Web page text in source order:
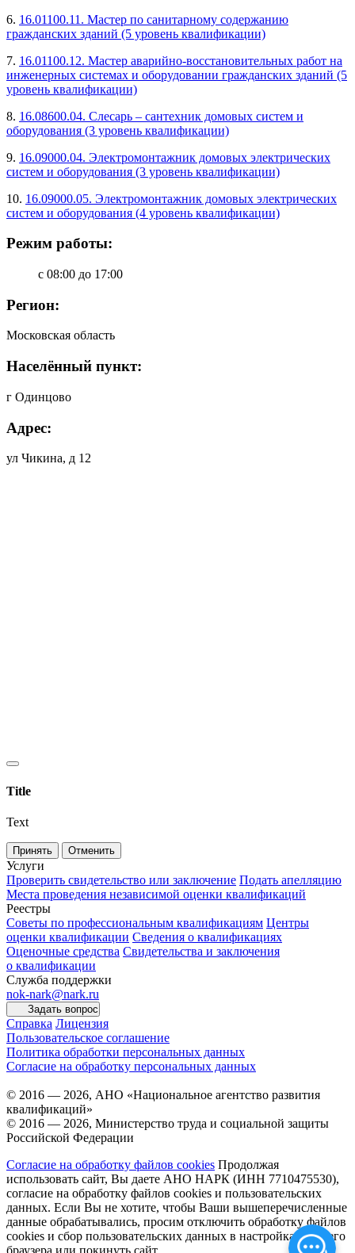
6. 16.01100.11. Мастер по санитарному содержанию
гражданских зданий (5 уровень квалификации)
7. 16.01100.12. Мастер аварийно-восстановительных работ на
инженерных системах и оборудовании гражданских зданий (5
уровень квалификации)
8. 16.08600.04. Слесарь – сантехник домовых систем и
оборудования (3 уровень квалификации)
9. 16.09000.04. Электромонтажник домовых электрических
систем и оборудования (3 уровень квалификации)
10. 16.09000.05. Электромонтажник домовых электрических
систем и оборудования (4 уровень квалификации)
Режим работы:
с 08:00 до 17:00
Регион:
Московская область
Населённый пункт:
г Одинцово
Адрес:
ул Чикина, д 12
Title
Text
Принять Отменить
Услуги
Проверить свидетельство или заключение Подать апелляцию
Места проведения независимой оценки квалификаций
Реестры
Советы по профессиональным квалификациям Центры
оценки квалификации Сведения о квалификациях
Оценочные средства Свидетельства и заключения
о квалификации
Служба поддержки
nok-nark@nark.ru
Задать вопрос
Справка Лицензия
Пользовательское соглашение
Политика обработки персональных данных
Согласие на обработку персональных данных
© 2016 — 2026, АНО «Национальное агентство развития
квалификаций»
© 2016 — 2026, Министерство труда и социальной защиты
Российской Федерации
Согласие на обработку файлов cookies Продолжая
использовать сайт, Вы даете АНО НАРК (ИНН 7710475530),
согласие на обработку файлов cookies и пользовательских
данных. Если Вы не хотите, чтобы Ваши вышеперечисленные
данные обрабатывались, просим отключить обработку файлов
cookies и сбор пользовательских данных в настройках Вашего
браузера или покинуть сайт.